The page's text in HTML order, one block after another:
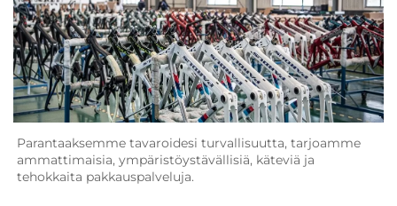
Parantaaksemme tavaroidesi turvallisuutta, tarjoamme
ammattimaisia, ympäristöystävällisiä, käteviä ja
tehokkaita pakkauspalveluja.